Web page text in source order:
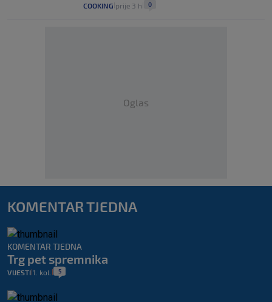
COOKING prije 3 h 0
Oglas
KOMENTAR TJEDNA
KOMENTAR TJEDNA
Trg pet spremnika
VIJESTI 1. kol. 5